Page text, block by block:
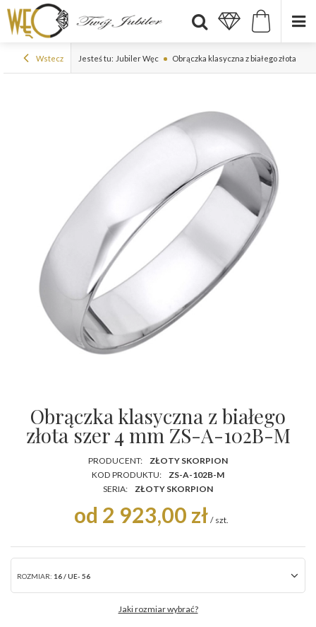
Wstecz Jesteś tu: Jubiler Węc Obrączka klasyczna z białego złota
Obrączka klasyczna z białego
złota szer 4 mm ZS-A-102B-M
PRODUCENT:
ZŁOTY SKORPION
KOD PRODUKTU:
ZS-A-102B-M
SERIA:
ZŁOTY SKORPION
od 2 923,00 zł / szt.
ROZMIAR: 16 / UE- 56
Jaki rozmiar wybrać?